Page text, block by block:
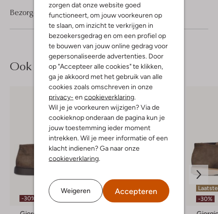
zorgen dat onze website goed
functioneert, om jouw voorkeuren op
te slaan, om inzicht te verkrijgen in
bezoekersgedrag en om een profiel op
te bouwen van jouw online gedrag voor
gepersonaliseerde advertenties. Door
op "Accepteer alle cookies" te klikken,
ga je akkoord met het gebruik van alle
cookies zoals omschreven in onze
privacy- en cookieverklaring
Wil je je voorkeuren wijzigen? Via de
cookieknop onderaan de pagina kun je
jouw toestemming ieder moment
intrekken. Wil je meer informatie of een
klacht indienen? Ga naar onze
cookieverklaring
Weigeren Accepteren
Bezorgen & retourneren
Ook iets voor jou?
-30%
-30%